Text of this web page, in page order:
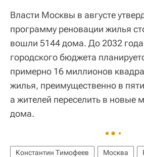
Власти Москвы в августе
программу реновации жилья
вошли 5144 дома. До 2032 года
городского бюджета
примерно 16 миллионов
жилья, преимущественно в
а жителей переселить в новые
дома.
Константин Тимофеев Москва